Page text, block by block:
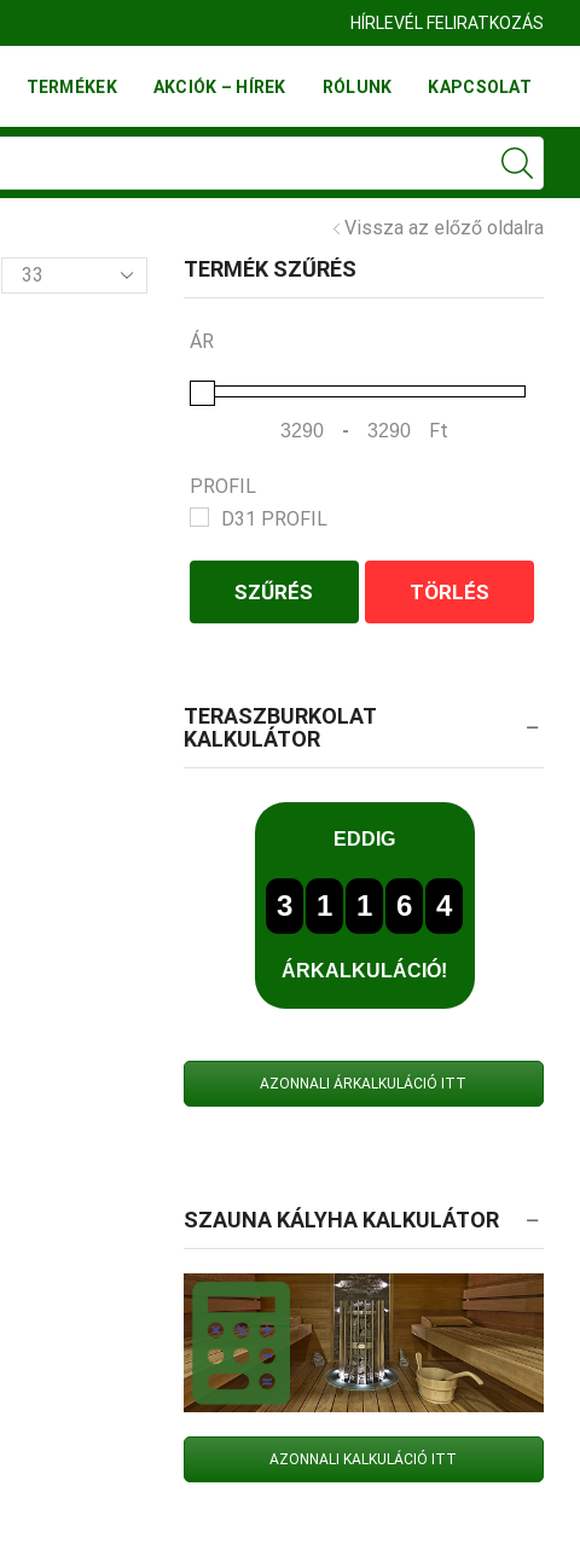
FINN FATELEP BUDAÖRSHÍRLEVÉL FELIRATKOZÁS
TERMÉKEK AKCIÓK – HÍREK RÓLUNK KAPCSOLAT
Vissza az előző oldalra
termék
per
TERMÉK SZŰRÉS
ÁR
Minimum Price
-
Maximum Price
Ft
PROFIL
D31 PROFIL
SZŰRÉS TÖRLÉS
TERASZBURKOLAT
KALKULÁTOR
AZONNALI ÁRKALKULÁCIÓ ITT
SZAUNA KÁLYHA KALKULÁTOR
AZONNALI KALKULÁCIÓ ITT